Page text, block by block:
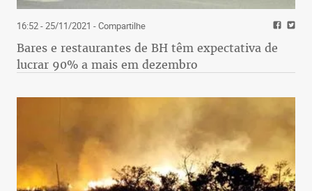
16:52 - 25/11/2021 - Compartilhe
Bares e restaurantes de BH têm expectativa de
lucrar 90% a mais em dezembro